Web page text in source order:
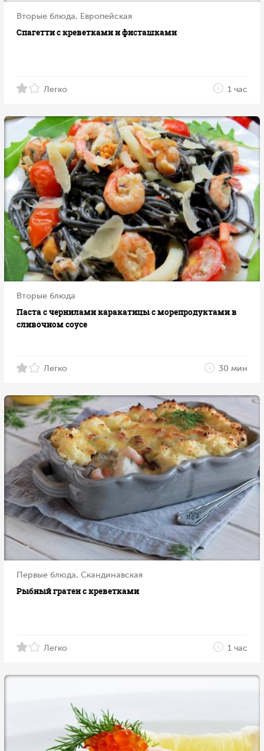
Вторые блюда, Европейская
Спагетти с креветками и фисташками
Легко 1 час
Вторые блюда
Паста с чернилами каракатицы с морепродуктами в
сливочном соусе
Легко 30 мин
Первые блюда, Скандинавская
Рыбный гратен с креветками
Легко 1 час